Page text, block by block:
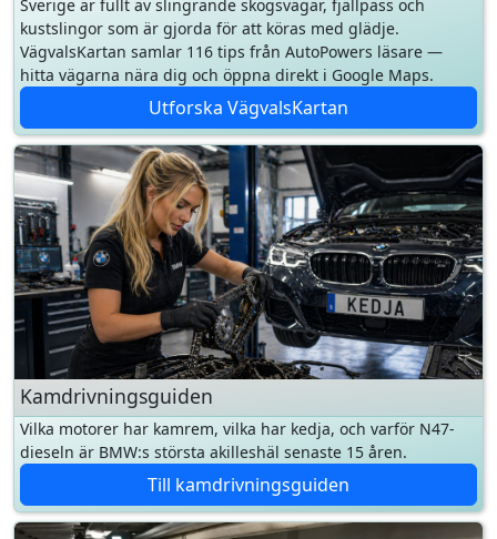
Utforska VägvalsKartan
Kamdrivningsguiden
Vilka motorer har kamrem, vilka har kedja, och varför N47-
dieseln är BMW:s största akilleshäl senaste 15 åren.
Till kamdrivningsguiden